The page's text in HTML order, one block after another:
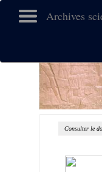
Archives
Consulter le